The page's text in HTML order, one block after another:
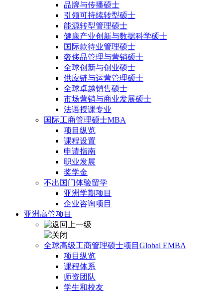
品牌与传播硕士
引领可持续转型硕士
能源转型管理硕士
健康产业创新与数据科学硕士
国际款待业管理硕士
奢侈品管理与营销硕士
全球创新与创业硕士
供应链与运营管理硕士
全球卓越销售硕士
市场营销与商业发展硕士
法语授课专业
国际工商管理硕士MBA
项目纵览
课程设置
申请指南
职业发展
奖学金
不出国门体验留学
亚洲学期项目
企业咨询项目
亚洲高管项目
全球高级工商管理硕士项目Global EMBA
项目纵览
课程体系
师资团队
学生和校友